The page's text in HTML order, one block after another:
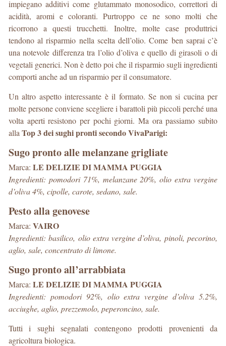
impiegano additivi come glutammato monosodico, correttori di
acidità, aromi e coloranti. Purtroppo ce ne sono molti che
ricorrono a questi trucchetti. Inoltre, molte case produttrici
tendono al risparmio nella scelta dell’olio. Come ben saprai c’è
una notevole differenza tra l’olio d’oliva e quello di girasoli o di
vegetali generici. Non è detto poi che il risparmio sugli ingredienti
comporti anche ad un risparmio per il consumatore.
Un altro aspetto interessante è il formato. Se non si cucina per
molte persone conviene scegliere i barattoli più piccoli perché una
volta aperti resistono per pochi giorni. Ma ora passiamo subito
alla Top 3 dei sughi pronti secondo VivaParigi:
Sugo pronto alle melanzane grigliate
Marca: LE DELIZIE DI MAMMA PUGGIA
Ingredienti: pomodori 71%, melanzane 20%, olio extra vergine
d’oliva 4%, cipolle, carote, sedano, sale.
Pesto alla genovese
Marca: VAIRO
Ingredienti: basilico, olio extra vergine d’oliva, pinoli, pecorino,
aglio, sale, concentrato di limone.
Sugo pronto all’arrabbiata
Marca: LE DELIZIE DI MAMMA PUGGIA
Ingredienti: pomodori 92%, olio extra vergine d’oliva 5.2%,
acciughe, aglio, prezzemolo, peperoncino, sale.
Tutti i sughi segnalati contengono prodotti provenienti da
agricoltura biologica.